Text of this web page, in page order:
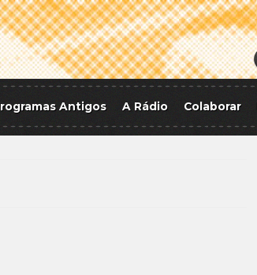
Antigos A Rádio Colaborar